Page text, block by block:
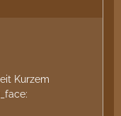
Kurzem